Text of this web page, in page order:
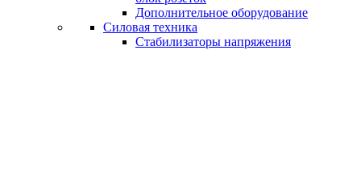
Дополнительное оборудование
Силовая техника
Стабилизаторы напряжения